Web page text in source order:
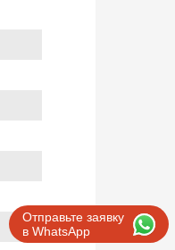
Отправьте заявку
в WhatsApp